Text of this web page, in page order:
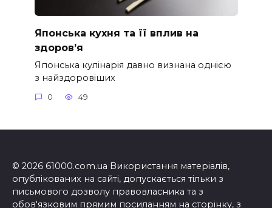
Японська кухня та її вплив на
здоров’я
Японська кулінарія давно визнана однією
з найздоровіших
0 49
© 2026 61000.com.ua Використання матеріалів,
опублікованих на сайті, допускається тільки з
письмового дозволу правовласника та з
обов'язковим прямим посиланням на сторінку, з